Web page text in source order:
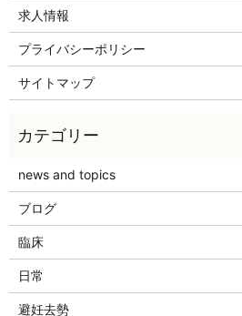
求人情報
プライバシーポリシー
サイトマップ
news and topics
ブログ
臨床
日常
避妊去勢